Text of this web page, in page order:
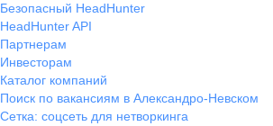
Безопасный HeadHunter
HeadHunter API
Партнерам
Инвесторам
Каталог компаний
Поиск по вакансиям в Александро-Невском
Сетка: соцсеть для нетворкинга